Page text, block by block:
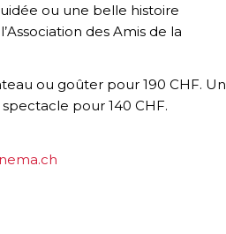
ou une belle histoire
des Amis de la
ou goûter pour 190 CHF. Un
pour 140 CHF.